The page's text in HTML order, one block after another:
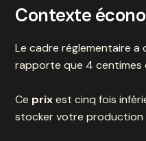
Contexte
Le cadre réglementaire a
rapporte que 4 centimes
Ce prixest cinq fois
stocker votre production